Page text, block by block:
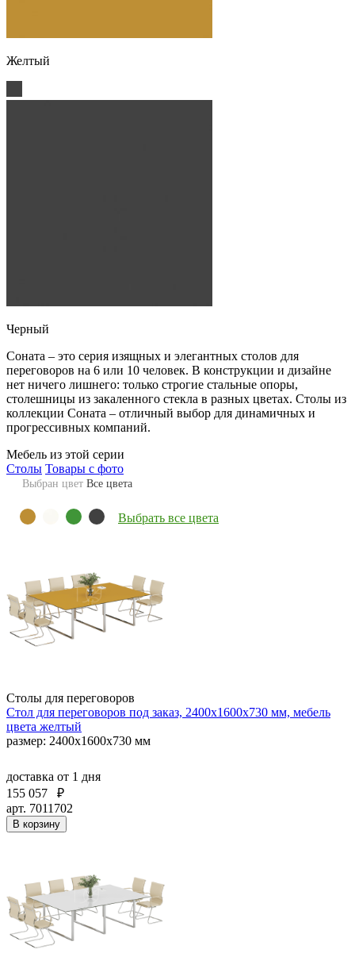
Желтый
Черный
Соната – это серия изящных и элегантных столов для
переговоров на 6 или 10 человек. В конструкции и дизайне
нет ничего лишнего: только строгие стальные опоры,
столешницы из закаленного стекла в разных цветах. Столы из
коллекции Соната – отличный выбор для динамичных и
прогрессивных компаний.
Мебель из этой серии
Столы Товары с фото
Выбран цвет Все цвета
Выбрать все цвета
Столы для переговоров
Стол для переговоров под заказ, 2400x1600х730 мм, мебель
цвета желтый
размер: 2400x1600х730 мм
доставка от 1 дня
155 057
₽
арт. 7011702
В корзину